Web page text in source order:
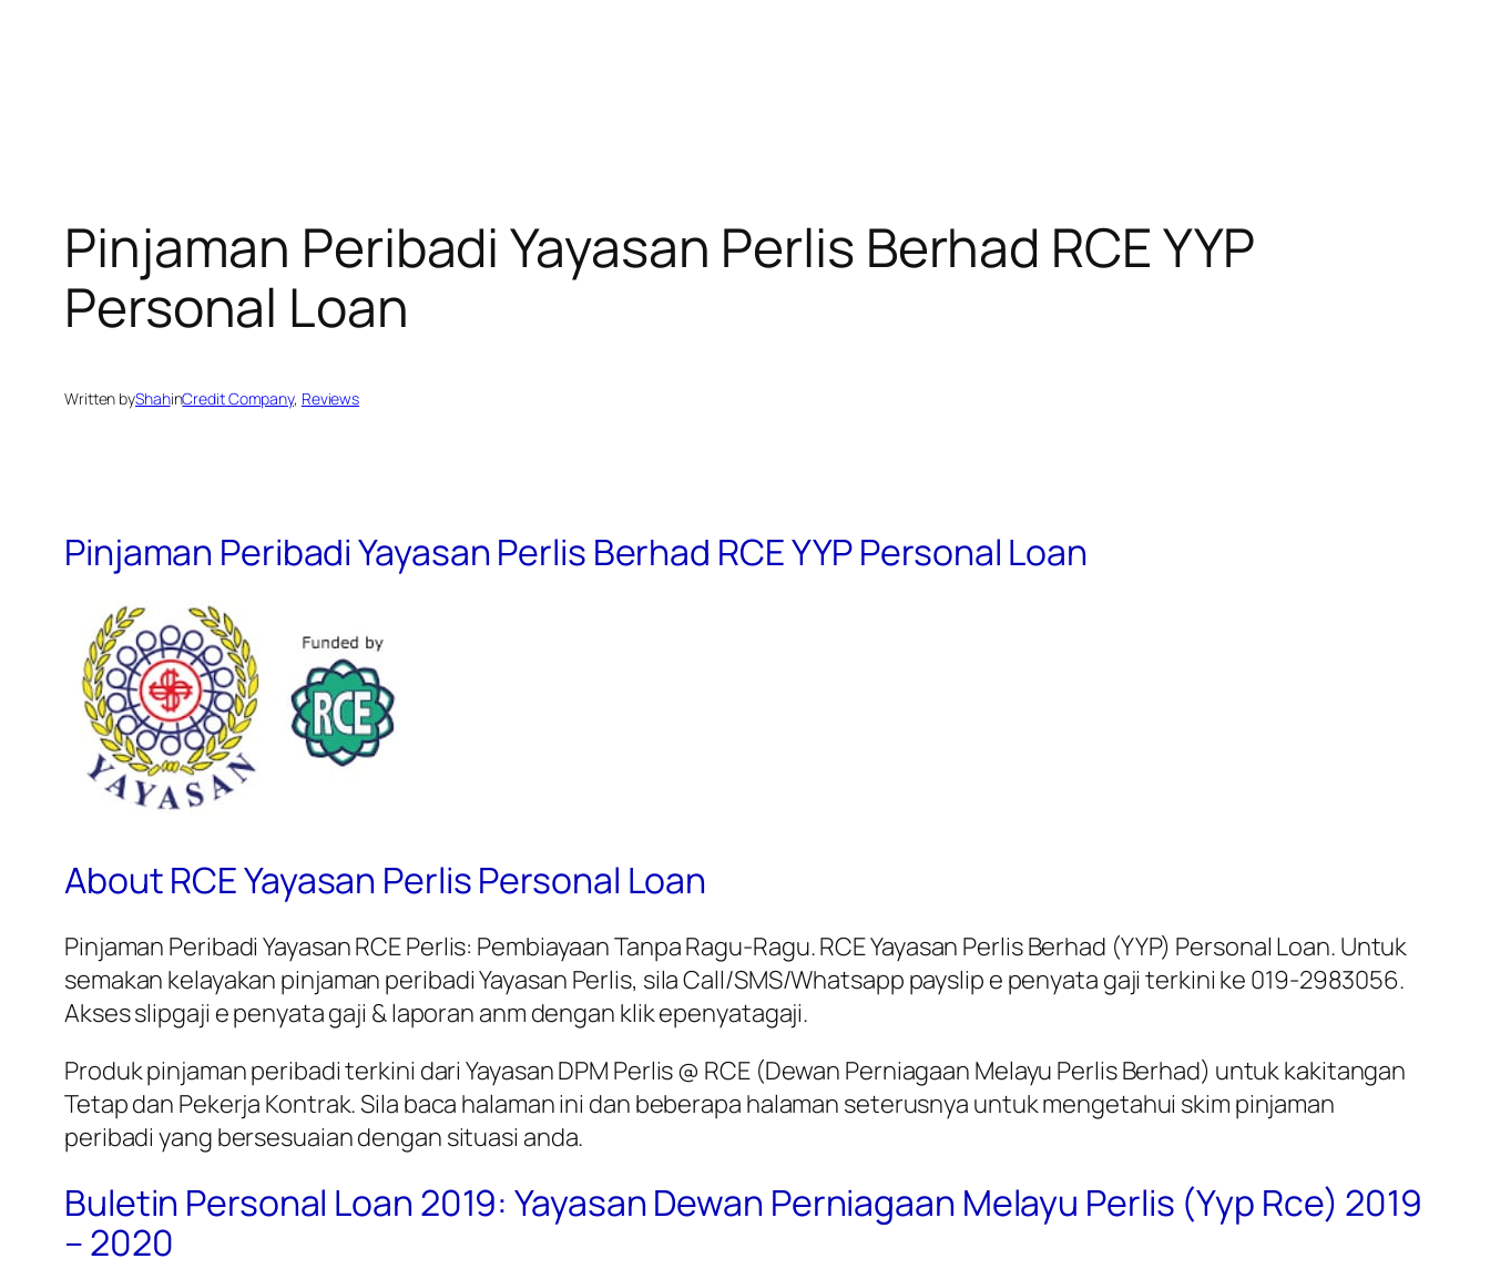
Pinjaman Peribadi Yayasan Perlis Berhad RCE YYP
Personal Loan
Written byShahinCredit Company, Reviews
Pinjaman Peribadi Yayasan Perlis Berhad RCE YYP Personal Loan
About RCE Yayasan Perlis Personal Loan
Pinjaman Peribadi Yayasan RCE Perlis: Pembiayaan Tanpa Ragu-Ragu. RCE Yayasan Perlis Berhad (YYP) Personal Loan. Untuk
semakan kelayakan pinjaman peribadi Yayasan Perlis, sila Call/SMS/Whatsapp payslip e penyata gaji terkini ke 019-2983056.
Akses slipgaji e penyata gaji & laporan anm dengan klik epenyatagaji.
Produk pinjaman peribadi terkini dari Yayasan DPM Perlis @ RCE (Dewan Perniagaan Melayu Perlis Berhad) untuk kakitangan
Tetap dan Pekerja Kontrak. Sila baca halaman ini dan beberapa halaman seterusnya untuk mengetahui skim pinjaman
peribadi yang bersesuaian dengan situasi anda.
Buletin Personal Loan 2019: Yayasan Dewan Perniagaan Melayu Perlis (Yyp Rce) 2019
– 2020